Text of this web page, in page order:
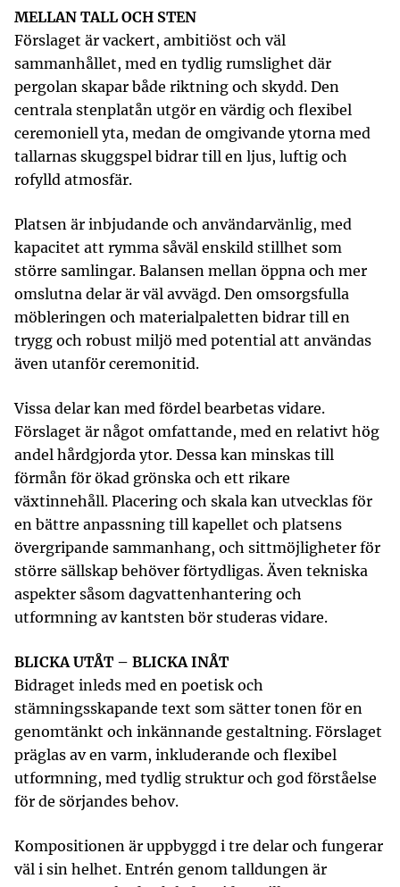
MELLAN TALL OCH STEN
Förslaget är vackert, ambitiöst och väl
sammanhållet, med en tydlig rumslighet där
pergolan skapar både riktning och skydd. Den
centrala stenplatån utgör en värdig och flexibel
ceremoniell yta, medan de omgivande ytorna med
tallarnas skuggspel bidrar till en ljus, luftig och
rofylld atmosfär.
Platsen är inbjudande och användarvänlig, med
kapacitet att rymma såväl enskild stillhet som
större samlingar. Balansen mellan öppna och mer
omslutna delar är väl avvägd. Den omsorgsfulla
möbleringen och materialpaletten bidrar till en
trygg och robust miljö med potential att användas
även utanför ceremonitid.
Vissa delar kan med fördel bearbetas vidare.
Förslaget är något omfattande, med en relativt hög
andel hårdgjorda ytor. Dessa kan minskas till
förmån för ökad grönska och ett rikare
växtinnehåll. Placering och skala kan utvecklas för
en bättre anpassning till kapellet och platsens
övergripande sammanhang, och sittmöjligheter för
större sällskap behöver förtydligas. Även tekniska
aspekter såsom dagvattenhantering och
utformning av kantsten bör studeras vidare.
BLICKA UTÅT – BLICKA INÅT
Bidraget inleds med en poetisk och
stämningsskapande text som sätter tonen för en
genomtänkt och inkännande gestaltning. Förslaget
präglas av en varm, inkluderande och flexibel
utformning, med tydlig struktur och god förståelse
för de sörjandes behov.
Kompositionen är uppbyggd i tre delar och fungerar
väl i sin helhet. Entrén genom talldungen är